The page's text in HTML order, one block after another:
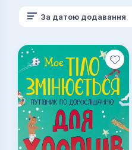
За датою додавання